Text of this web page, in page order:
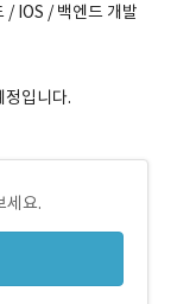
/ IOS / 백엔드 개발
정입니다.
세요.